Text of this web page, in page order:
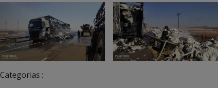
Categorias :